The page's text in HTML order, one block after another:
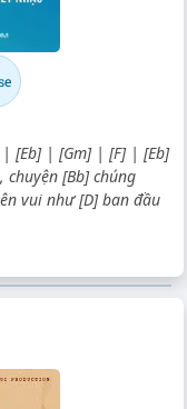
| [Eb] | [Gm] | [F] | [Eb]
chuyện [Bb] chúng
vui như [D] ban đầu